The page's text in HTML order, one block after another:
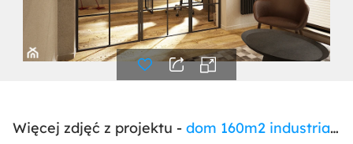
Więcej zdjęć z projektu - dom 160m2 industrialny